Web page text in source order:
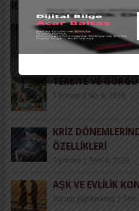
ZENGINLIK İNSANI
MI?
TERBIYE VE GÖRGÜ
1 Yorum Nis 8, 2026
KRIZ
ÖZELLIKLERI
3 yorum Tem 8, 2020
AŞK VE EVLILIK
Yorum yapılmamış Tem